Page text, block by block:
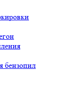
бензопил